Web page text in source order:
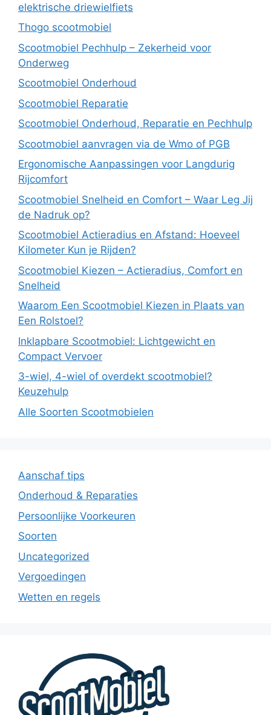
elektrische driewielfiets
Thogo scootmobiel
Scootmobiel Pechhulp – Zekerheid voor
Onderweg
Scootmobiel Onderhoud
Scootmobiel Reparatie
Scootmobiel Onderhoud, Reparatie en Pechhulp
Scootmobiel aanvragen via de Wmo of PGB
Ergonomische Aanpassingen voor Langdurig
Rijcomfort
Scootmobiel Snelheid en Comfort – Waar Leg Jij
de Nadruk op?
Scootmobiel Actieradius en Afstand: Hoeveel
Kilometer Kun je Rijden?
Scootmobiel Kiezen – Actieradius, Comfort en
Snelheid
Waarom Een Scootmobiel Kiezen in Plaats van
Een Rolstoel?
Inklapbare Scootmobiel: Lichtgewicht en
Compact Vervoer
3-wiel, 4-wiel of overdekt scootmobiel?
Keuzehulp
Alle Soorten Scootmobielen
Aanschaf tips
Onderhoud & Reparaties
Persoonlijke Voorkeuren
Soorten
Uncategorized
Vergoedingen
Wetten en regels